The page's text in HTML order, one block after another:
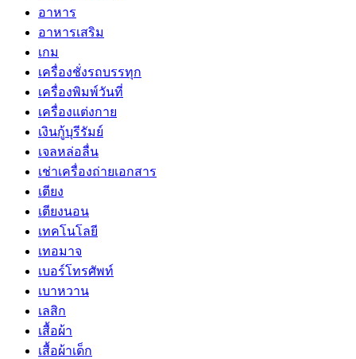
อาหาร
อาหารเสริม
เกม
เครื่องชั่งรถบรรทุก
เครื่องพิมพ์วันที่
เครื่องแต่งกาย
เงินกู้บุรีรัมย์
เจลหล่อลื่น
เช่าเครื่องถ่ายเอกสาร
เตียง
เตียงนอน
เทคโนโลยี
เทอมาจ
เบอร์โทรศัพท์
เบาหวาน
เลสิก
เสื้อผ้า
เสื้อผ้าเด็ก